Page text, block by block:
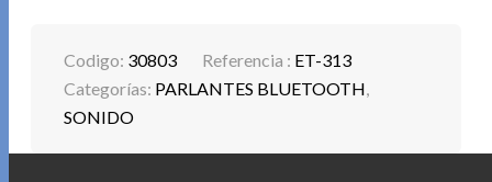
Codigo: 30803 Referencia : ET-313
Categorías: PARLANTES BLUETOOTH
SONIDO